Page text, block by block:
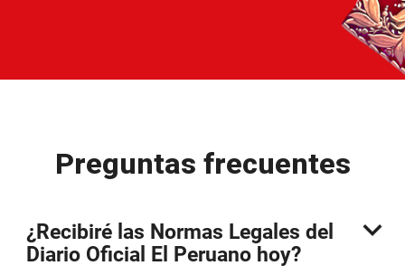
Preguntas frecuentes
¿Recibiré las Normas Legales del
Diario Oficial El Peruano hoy?
expand_more